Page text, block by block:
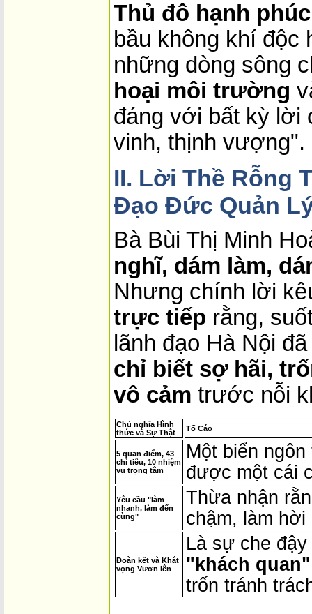
Thủ đô hạnh
bầu không khí độc
những dòng sông
hoại môi trường
đáng với bất kỳ lời
vinh, thịnh vượng".
II. Lời Thề Rỗng
Đạo Đức Quản
Bà Bùi Thị Minh
nghĩ, dám làm,
Nhưng chính lời
trực tiếp rằng,
lãnh đạo Hà Nội
chỉ biết sợ hãi,
vô cảm trước nỗi
Chủ nghĩa Hình
thức và Sự Thật
Tố Cáo
5 quan điểm, 43
chỉ tiêu, 10 nhiệm
vụ trọng tâm
Một biển
được một cái
Yêu cầu "làm
nhanh, làm đến
cùng"
Thừa nhận
chậm, làm
Đoàn kết và Khát
vọng Vươn lên
Là sự che
"khách
trốn tránh